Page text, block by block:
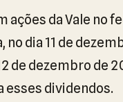
ações da Vale no
dia 11 de
de dezembro de
esses dividendos.